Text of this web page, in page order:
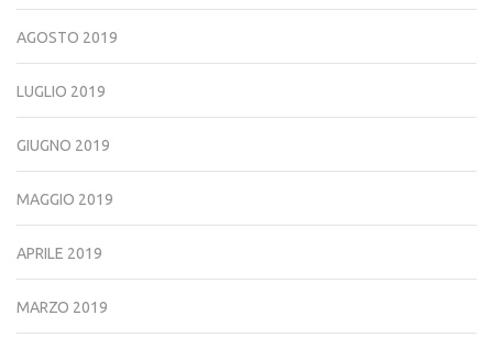
AGOSTO 2019
LUGLIO 2019
GIUGNO 2019
MAGGIO 2019
APRILE 2019
MARZO 2019